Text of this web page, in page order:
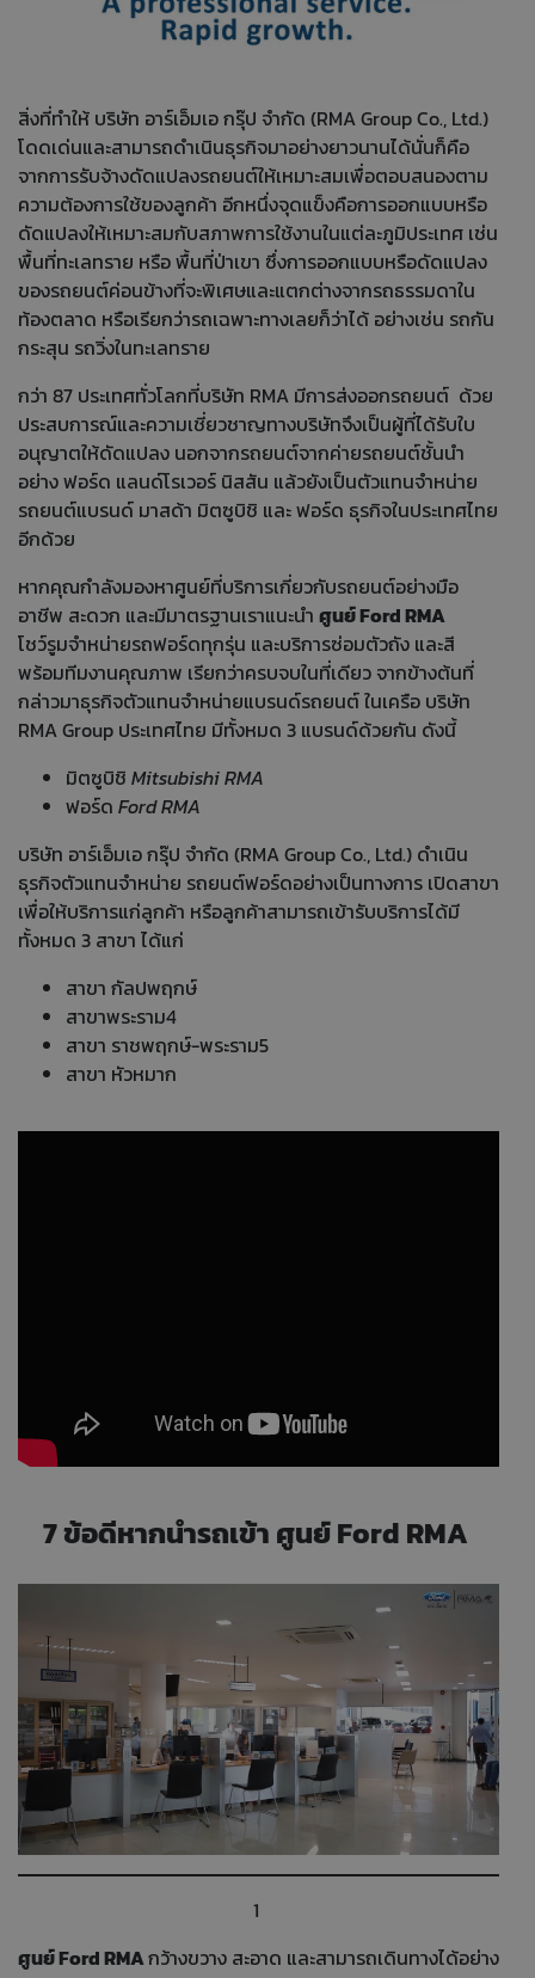
สิ่งที่ทำให้ บริษัท อาร์เอ็มเอ กรุ๊ป จำกัด (RMA Group Co., Ltd.)
โดดเด่นและสามารถดำเนินธุรกิจมาอย่างยาวนานได้นั่นก็คือ
จากการรับจ้างดัดแปลงรถยนต์ให้เหมาะสมเพื่อตอบสนองตาม
ความต้องการใช้ของลูกค้า อีกหนึ่งจุดแข็งคือการออกแบบหรือ
ดัดแปลงให้เหมาะสมกับสภาพการใช้งานในแต่ละภูมิประเทศ เช่น
พื้นที่ทะเลทราย หรือ พื้นที่ป่าเขา ซึ่งการออกแบบหรือดัดแปลง
ของรถยนต์ค่อนข้างที่จะพิเศษและแตกต่างจากรถธรรมดาใน
ท้องตลาด หรือเรียกว่ารถเฉพาะทางเลยก็ว่าได้ อย่างเช่น รถกัน
กระสุน รถวิ่งในทะเลทราย
กว่า 87 ประเทศทั่วโลกที่บริษัท RMA มีการส่งออกรถยนต์ ด้วย
ประสบการณ์และความเชี่ยวชาญทางบริษัทจึงเป็นผู้ที่ได้รับใบ
อนุญาตให้ดัดแปลง นอกจากรถยนต์จากค่ายรถยนต์ชั้นนำ
อย่าง ฟอร์ด แลนด์โรเวอร์ นิสสัน แล้วยังเป็นตัวแทนจำหน่าย
รถยนต์แบรนด์ มาสด้า มิตซูบิชิ และ ฟอร์ด ธุรกิจในประเทศไทย
อีกด้วย
หากคุณกำลังมองหาศูนย์ที่บริการเกี่ยวกับรถยนต์อย่างมือ
อาชีพ สะดวก และมีมาตรฐานเราแนะนำ ศูนย์ Ford RMA
โชว์รูมจำหน่ายรถฟอร์ดทุกรุ่น และบริการซ่อมตัวถัง และสี
พร้อมทีมงานคุณภาพ เรียกว่าครบจบในที่เดียว จากข้างต้นที่
กล่าวมาธุรกิจตัวแทนจำหน่ายแบรนด์รถยนต์ ในเครือ บริษัท
RMA Group ประเทศไทย มีทั้งหมด 3 แบรนด์ด้วยกัน ดังนี้
มิตซูบิชิ Mitsubishi RMA
ฟอร์ด Ford RMA
บริษัท อาร์เอ็มเอ กรุ๊ป จำกัด (RMA Group Co., Ltd.) ดำเนิน
ธุรกิจตัวแทนจำหน่าย รถยนต์ฟอร์ดอย่างเป็นทางการ เปิดสาขา
เพื่อให้บริการแก่ลูกค้า หรือลูกค้าสามารถเข้ารับบริการได้มี
ทั้งหมด 3 สาขา ได้แก่
สาขา กัลปพฤกษ์
สาขาพระราม4
สาขา ราชพฤกษ์-พระราม5
สาขา หัวหมาก
7 ข้อดีหากนำรถเข้า ศูนย์ Ford RMA
1
ศูนย์ Ford RMAกว้างขวาง สะอาด และสามารถเดินทางได้อย่าง